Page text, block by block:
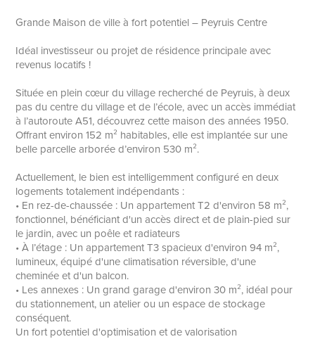
Grande Maison de ville à fort potentiel – Peyruis Centre
Idéal investisseur ou projet de résidence principale avec
revenus locatifs !
Située en plein cœur du village recherché de Peyruis, à deux
pas du centre du village et de l’école, avec un accès immédiat
à l’autoroute A51, découvrez cette maison des années 1950.
Offrant environ 152 m² habitables, elle est implantée sur une
belle parcelle arborée d’environ 530 m².
Actuellement, le bien est intelligemment configuré en deux
logements totalement indépendants :
• En rez-de-chaussée : Un appartement T2 d'environ 58 m²,
fonctionnel, bénéficiant d'un accès direct et de plain-pied sur
le jardin, avec un poêle et radiateurs
• À l’étage : Un appartement T3 spacieux d'environ 94 m²,
lumineux, équipé d'une climatisation réversible, d'une
cheminée et d'un balcon.
• Les annexes : Un grand garage d'environ 30 m², idéal pour
du stationnement, un atelier ou un espace de stockage
conséquent.
Un fort potentiel d'optimisation et de valorisation